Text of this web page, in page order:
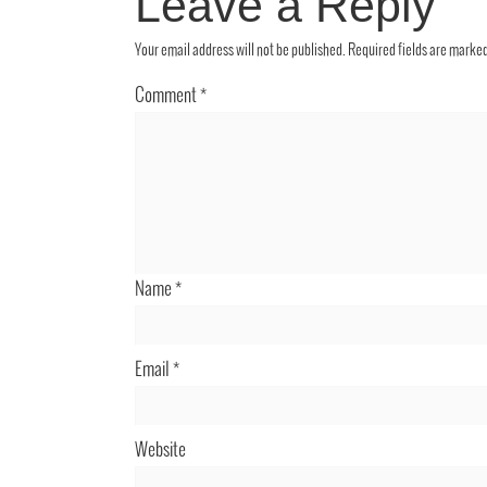
Your email address will not be published. Required fields are
Comment*
Name*
Email *
Website